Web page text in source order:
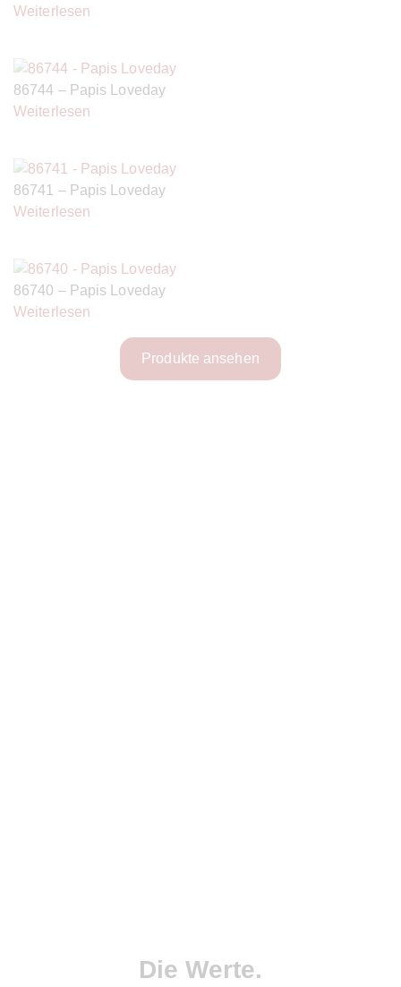
Weiterlesen
86744 – Papis Loveday
Weiterlesen
86741 – Papis Loveday
Weiterlesen
86740 – Papis Loveday
Weiterlesen
Produkte ansehen
Die Werte.